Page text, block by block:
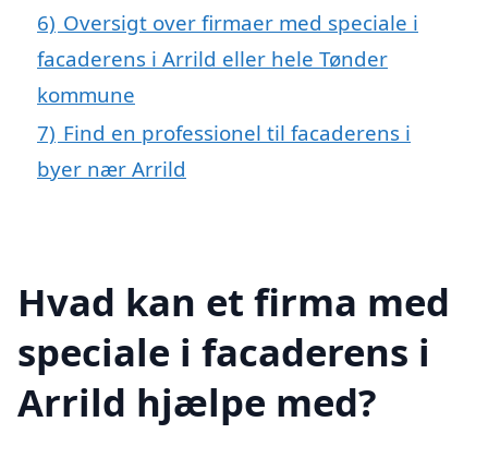
6) Oversigt over firmaer med speciale i
facaderens i Arrild eller hele Tønder
kommune
7) Find en professionel til facaderens i
byer nær Arrild
Hvad kan et firma med
speciale i facaderens i
Arrild hjælpe med?